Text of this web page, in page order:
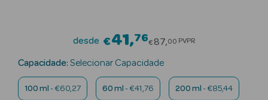
Cuidados de
Beauty Season
Maquilhagem
desde €41 76Price reduced
€87 00 PVPR
Capacidade: Selecionar Capacidade
100 ml - €60,27 60 ml - €41,76 200 ml - €85,44